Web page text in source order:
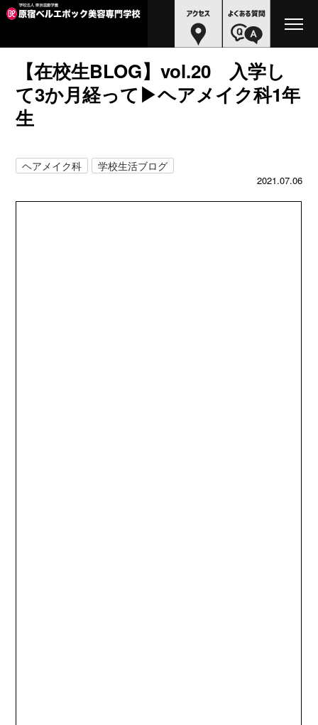
【在校生BLOG】vol.20 入学し
て3か月経って▶ヘアメイク科1年
生
ヘアメイク科 学校生活ブログ
2021.07.06